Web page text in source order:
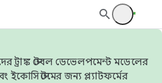
ট্রাঙ্ক স্টেবল ডেভেলপমেন্ট মডেলের
ইকোসিস্টেমের জন্য প্ল্যাটফর্মের